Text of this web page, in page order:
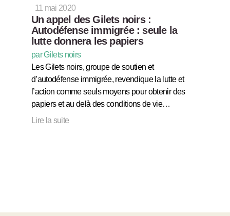
11 mai 2020
Un appel des Gilets noirs :
Autodéfense immigrée : seule la
lutte donnera les papiers
par Gilets noirs
Les Gilets noirs, groupe de soutien et
d’autodéfense immigrée, revendique la lutte et
l’action comme seuls moyens pour obtenir des
papiers et au delà des conditions de vie…
Lire la suite